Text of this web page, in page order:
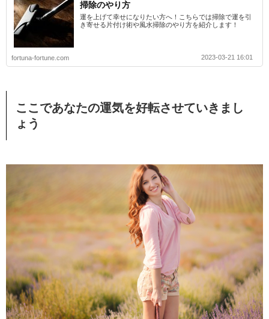
掃除のやり方
運を上げて幸せになりたい方へ！こちらでは掃除で運を引
き寄せる片付け術や風水掃除のやり方を紹介します！
fortuna-fortune.com 2023-03-21 16:01
ここであなたの運気を好転させていきまし
ょう